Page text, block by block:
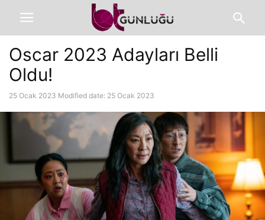
Oscar 2023 Adayları Belli
Oldu!
25 Ocak 2023 Modified date: 25 Ocak 2023